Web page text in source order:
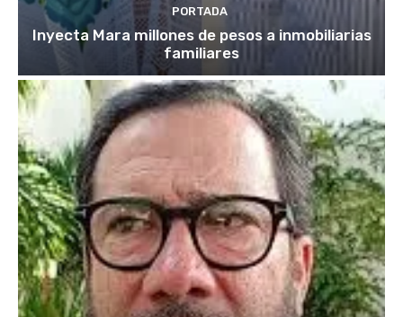
PORTADA
Inyecta Mara millones de pesos a inmobiliarias
familiares